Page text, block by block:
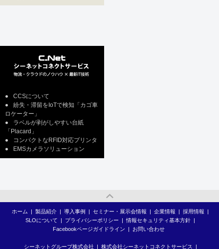
●
CCSについて
●
紛失・滞留をIoTで検知「カゴ車
ロケーター」
●
ラベルが剥がしやすい台紙
「Placard」
●
コンパクトなRFID対応プリンタ
●
EMSカメラソリューション
ホーム | 製品紹介 | 導入事例 | セミナー・展示会情報 | 企業情報 | 採用情報
|
SLOについて
| プライバシーポリシー | 情報セキュリティ基本方針 |
Facebookページガイドライン
| お問い合わせ
シーネットグループ株式会社 | 株式会社シーネットコネクトサービス |